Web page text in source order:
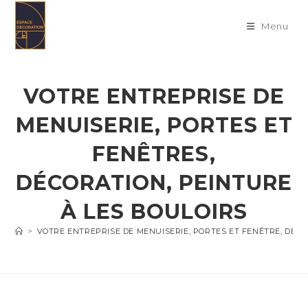
content
Menu
VOTRE ENTREPRISE DE
MENUISERIE, PORTES ET
FENÊTRES,
DÉCORATION, PEINTURE
À LES BOULOIRS
> VOTRE ENTREPRISE DE MENUISERIE, PORTES ET FENÊTRE,